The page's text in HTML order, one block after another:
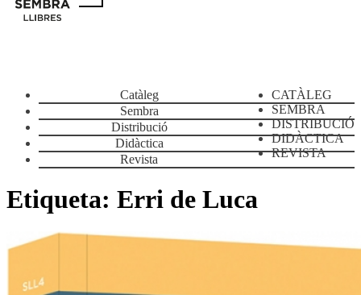
CATÀLEG
SEMBRA
DISTRIBUCIÓ
DIDÀCTICA
REVISTA
Catàleg
Sembra
Distribució
Didàctica
Revista
Etiqueta: Erri de Luca